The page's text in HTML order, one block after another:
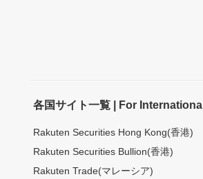
各国サイト一覧 | For International
Rakuten Securities Hong Kong(香港)
Rakuten Securities Bullion(香港)
Rakuten Trade(マレーシア)